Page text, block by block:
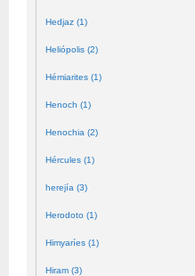
Hedjaz (1)
Heliópolis (2)
Hémiarites (1)
Henoch (1)
Henochia (2)
Hércules (1)
herejía (3)
Herodoto (1)
Himyaríes (1)
Hiram (3)